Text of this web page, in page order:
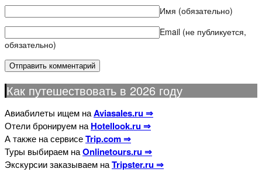
Имя (обязательно)
Email (не публикуется,
обязательно)
Как путешествовать в 2026 году
Авиабилеты ищем наAviasales.ru ⇒
Отели бронируем наHotellook.ru ⇒
А также на сервисеTrip.com ⇒
Туры выбираем наOnlinetours.ru ⇒
Экскурсии заказываем наTripster.ru ⇒